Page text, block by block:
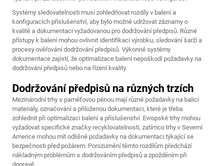
Systémy sledovatelnosti musí zohledňovat rozdíly v balení a
konfiguracích příslušenství, aby bylo možné udržovat záznamy o
kvalitě a dokumentaci vyžadovanou pro dodržování předpisů. Různé
přístupy k balení mohou ovlivnit identifikaci výrobku, sledování šarží a
procesy ověřování dodržování předpisů. Výkonné systémy
dokumentace zajistí, že optimalizace balení nepoškodí požadavky na
dodržování předpisů nebo na řízení kvality.
Dodržování předpisů na různých trzích
Mezinárodní trhy s paměťovou pěnou mají různé požadavky na balicí
materiály, označování a přiloženou dokumentaci, které je třeba
zohlednit při optimalizaci balení a příslušenství. Evropské trhy mohou
vyžadovat specifické značky recyklovatelnosti, zatímco trhy v Severní
Americe mohou mít odlišné požadavky na dokumentaci týkající se
bezpečnosti před požárem. Porozumění těmto rozdílům předchází
nákladným problémům s dodržováním předpisů a zpožděním při
dopravě.